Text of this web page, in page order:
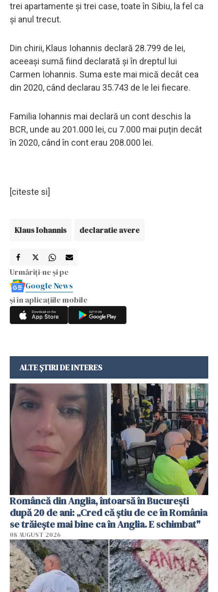
trei apartamente și trei case, toate în Sibiu, la fel ca
și anul trecut.
Din chirii, Klaus Iohannis declară 28.799 de lei,
aceeași sumă fiind declarată și în dreptul lui
Carmen Iohannis. Suma este mai mică decât cea
din 2020, când declarau 35.743 de le lei fiecare.
Familia Iohannis mai declară un cont deschis la
BCR, unde au 201.000 lei, cu 7.000 mai puțin decât
în 2020, când în cont erau 208.000 lei.
[citeste si]
Klaus Iohannis declaratie avere
Urmăriți-ne și pe
Google News
și în aplicațiile mobile
ALTE ȘTIRI DE INTERES
Româncă din Anglia, întoarsă în București
după 20 de ani: „Cred că știu de ce în România
se trăiește mai bine ca în Anglia. E schimbat"
08 AUGUST 2026